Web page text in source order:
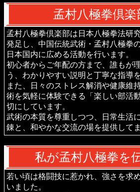
孟村八極拳倶楽
孟村八極拳倶楽部は日本八極拳法研
発足し、中国伝統武術・孟村八極拳
日本国内に広める活動を行います。
初心者からご年配の方まで、誰もが
う、わかりやすい説明と丁寧な指導
また、日々のストレス解消や健康維
術を気軽に体験できる「楽しい部活
切にしています。
武術の本質を尊重しつつ、日常生活
錬と、和やかな交流の場を提供して
私が孟村八極拳を
若い頃は格闘技に惹かれ、強さを求
いました。